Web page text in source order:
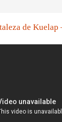
de Kuelap